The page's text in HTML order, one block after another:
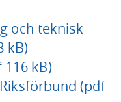
och teknisk
kB)
kB)
(pdf